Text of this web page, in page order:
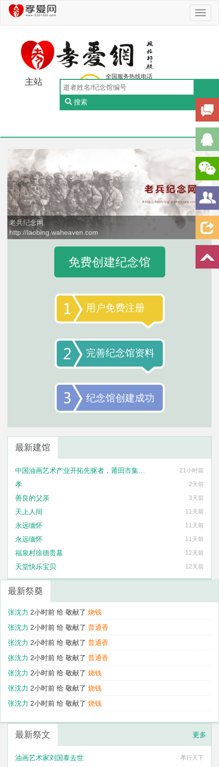
主站
搜索
全国服务热线电话
0756-5505888
工作日：9:00-18:00（周一至周五）
1 / 4
老兵纪念网
http://laobing.waheaven.com
免费创建纪念馆
用户免费注册
完善纪念馆资料
纪念馆创建成功
最新建馆
21小时前
孝 2天前
善良的父亲 3天前
天上人间 11天前
永远缅怀 11天前
永远缅怀 11天前
福泉村徐德贵墓 12天前
天堂快乐宝贝 12天前
最新祭奠
张沈力 2小时前 给 敬献了 烧钱
张沈力 2小时前 给 敬献了 烧钱
张沈力 2小时前 给 敬献了
普通香
张沈力 2小时前 给 敬献了
普通香
张沈力 2小时前 给 敬献了
普通香
张沈力 2小时前 给 敬献了 烧钱
张沈力 2小时前 给 敬献了 烧钱
最新祭文 更多
油画艺术家刘国泰去世 孝行天下